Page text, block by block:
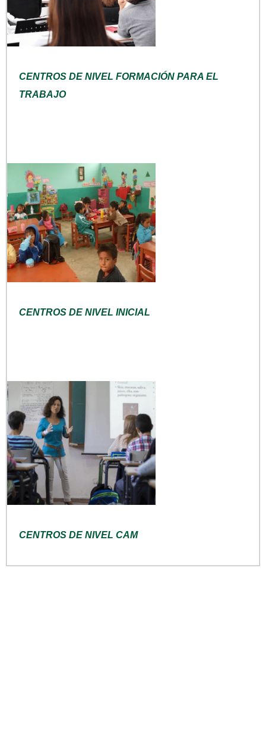
CENTROS DE NIVEL FORMACIÓN PARA EL
TRABAJO
CENTROS DE NIVEL INICIAL
CENTROS DE NIVEL CAM